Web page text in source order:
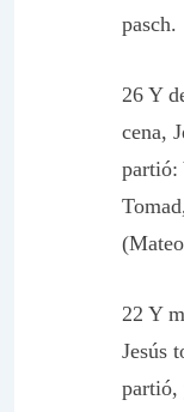
pasch.
26 Y
cena,
partió:
22 Y
Jesús
partió,